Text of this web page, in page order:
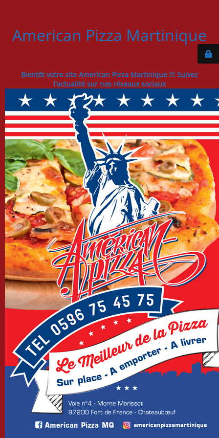
American Pizza Martinique
Bientôt votre site American Pizza Martinique !!! Suivez
l'actualité sur nos réseaux sociaux